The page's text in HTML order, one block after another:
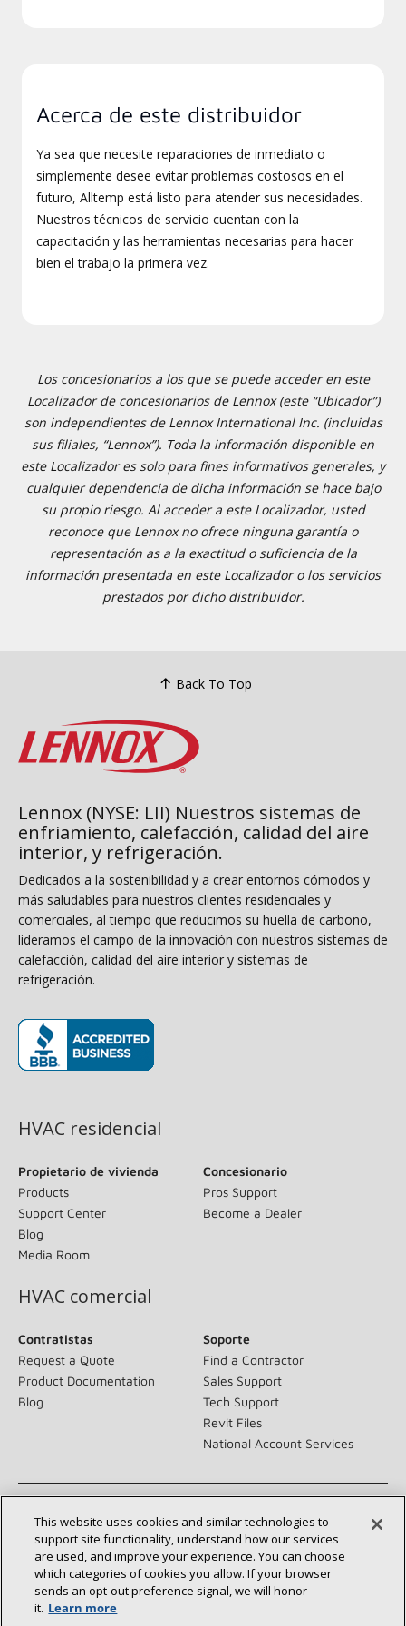
Acerca de este distribuidor
Ya sea que necesite reparaciones de inmediato o
simplemente desee evitar problemas costosos en el
futuro, Alltemp está listo para atender sus necesidades.
Nuestros técnicos de servicio cuentan con la
capacitación y las herramientas necesarias para hacer
bien el trabajo la primera vez.
Los concesionarios a los que se puede acceder en este
Localizador de concesionarios de Lennox (este “Ubicador”)
son independientes de Lennox International Inc. (incluidas
sus filiales, “Lennox”). Toda la información disponible en
este Localizador es solo para fines informativos generales, y
cualquier dependencia de dicha información se hace bajo
su propio riesgo. Al acceder a este Localizador, usted
reconoce que Lennox no ofrece ninguna garantía o
representación as a la exactitud o suficiencia de la
información presentada en este Localizador o los servicios
prestados por dicho distribuidor.
Back To Top
Lennox (NYSE: LII) Nuestros sistemas de
enfriamiento, calefacción, calidad del aire
interior, y refrigeración.
Dedicados a la sostenibilidad y a crear entornos cómodos y
más saludables para nuestros clientes residenciales y
comerciales, al tiempo que reducimos su huella de carbono,
lideramos el campo de la innovación con nuestros sistemas de
calefacción, calidad del aire interior y sistemas de
refrigeración.
HVAC residencial
Propietario de vivienda
Products
Support Center
Blog
Media Room
Concesionario
Pros Support
Become a Dealer
HVAC comercial
Contratistas
Request a Quote
Product Documentation
Blog
Soporte
Find a Contractor
Sales Support
Tech Support
Revit Files
National Account Services
About
Sustainability
Investors
Careers
Suppliers
Contact Us
Newsroom
This website uses cookies and similar technologies to
support site functionality, understand how our services
are used, and improve your experience. You can choose
which categories of cookies you allow. If your browser
sends an opt‑out preference signal, we will honor
it. Learn more